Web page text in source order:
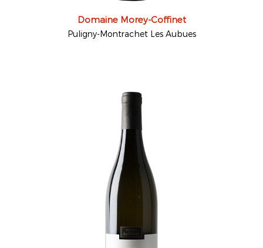
Domaine Morey-Coffinet
Puligny-Montrachet Les Aubues